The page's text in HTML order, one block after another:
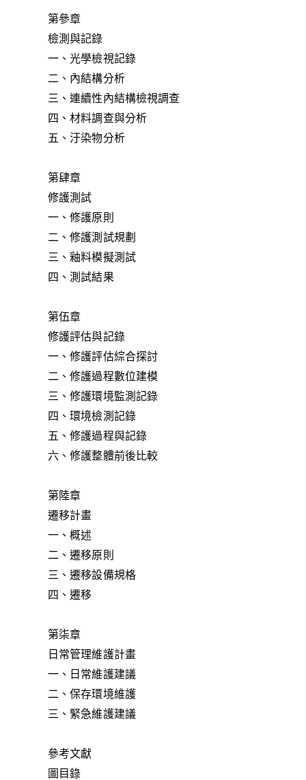
第參章
檢測與記錄
一、光學檢視記錄
二、內結構分析
三、連續性內結構檢視調查
四、材料調查與分析
五、汙染物分析
第肆章
修護測試
一、修護原則
二、修護測試規劃
三、釉料模擬測試
四、測試結果
第伍章
修護評估與記錄
一、修護評估綜合探討
二、修護過程數位建模
三、修護環境監測記錄
四、環境檢測記錄
五、修護過程與記錄
六、修護整體前後比較
第陸章
遷移計畫
一、概述
二、遷移原則
三、遷移設備規格
四、遷移
第柒章
日常管理維護計畫
一、日常維護建議
二、保存環境維護
三、緊急維護建議
參考文獻
圖目錄